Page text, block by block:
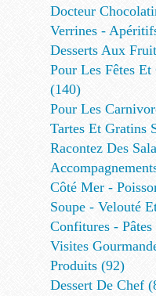
Docteur
Verrines -
Desserts Aux
Pour Les Fêtes Et
(140)
Pour Les
Tartes Et Gratins
Racontez Des
Côté Mer -
Soupe - Velouté
Confitures -
Visites
Produits (92)
Dessert De Chef